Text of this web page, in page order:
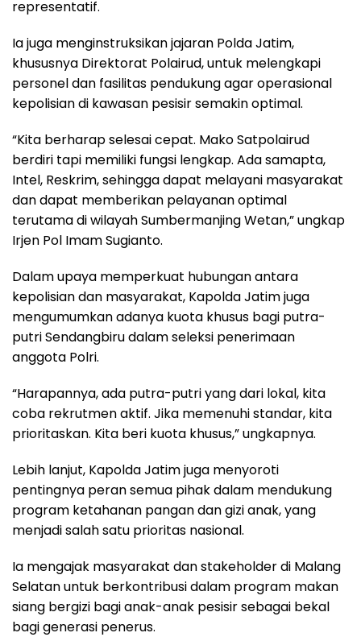
representatif.
Ia juga menginstruksikan jajaran Polda Jatim,
khususnya Direktorat Polairud, untuk melengkapi
personel dan fasilitas pendukung agar operasional
kepolisian di kawasan pesisir semakin optimal.
“Kita berharap selesai cepat. Mako Satpolairud
berdiri tapi memiliki fungsi lengkap. Ada samapta,
Intel, Reskrim, sehingga dapat melayani masyarakat
dan dapat memberikan pelayanan optimal
terutama di wilayah Sumbermanjing Wetan,” ungkap
Irjen Pol Imam Sugianto.
Dalam upaya memperkuat hubungan antara
kepolisian dan masyarakat, Kapolda Jatim juga
mengumumkan adanya kuota khusus bagi putra-
putri Sendangbiru dalam seleksi penerimaan
anggota Polri.
“Harapannya, ada putra-putri yang dari lokal, kita
coba rekrutmen aktif. Jika memenuhi standar, kita
prioritaskan. Kita beri kuota khusus,” ungkapnya.
Lebih lanjut, Kapolda Jatim juga menyoroti
pentingnya peran semua pihak dalam mendukung
program ketahanan pangan dan gizi anak, yang
menjadi salah satu prioritas nasional.
Ia mengajak masyarakat dan stakeholder di Malang
Selatan untuk berkontribusi dalam program makan
siang bergizi bagi anak-anak pesisir sebagai bekal
bagi generasi penerus.